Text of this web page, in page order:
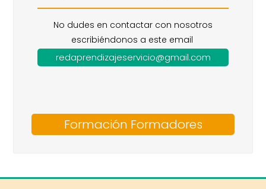
No dudes en contactar con nosotros
escribiéndonos a este email
redaprendizajeservicio@gmail.com
Formación Formadores